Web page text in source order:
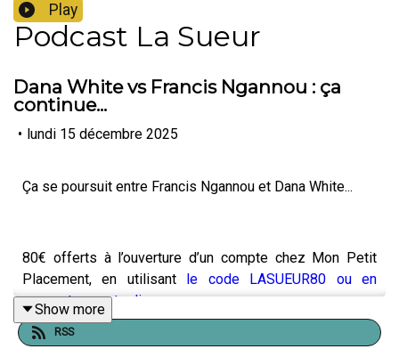
Play
Podcast La Sueur
Dana White vs Francis Ngannou : ça
continue...
• lundi 15 décembre 2025
Ça se poursuit entre Francis Ngannou et Dana White...
80€ offerts à l’ouverture d’un compte chez Mon Petit
Placement, en utilisant le code LASUEUR80 ou en
passant par notre lien
🌐 Pour parier sur le MMA, ça se passe chez Winamax,
Show more
RSS